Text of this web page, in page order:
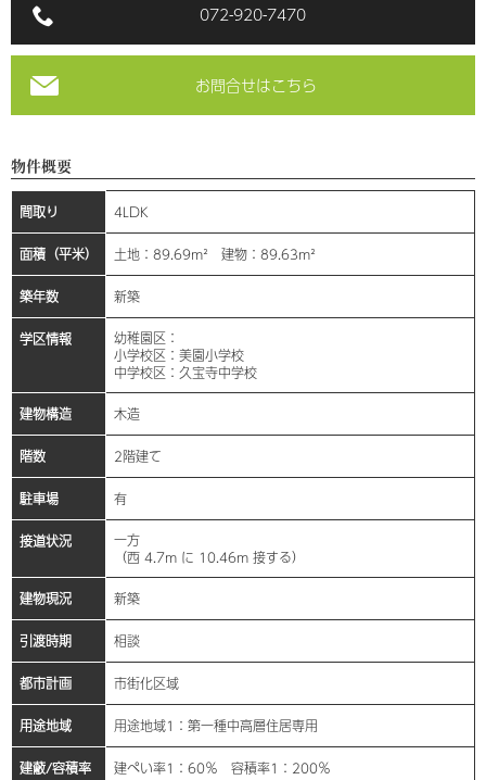
072-920-7470
お問合せはこちら
物件概要
間取り 4LDK
面積（平米） 土地：89.69m² 建物：89.63m²
築年数 新築
学区情報
幼稚園区：
小学校区：美園小学校
中学校区：久宝寺中学校
建物構造 木造
階数 2階建て
駐車場 有
接道状況
一方
（西 4.7m に 10.46m 接する）
建物現況 新築
引渡時期 相談
都市計画 市街化区域
用途地域 用途地域1：第一種中高層住居専用
建蔽/容積率 建ぺい率1：60％ 容積率1：200％